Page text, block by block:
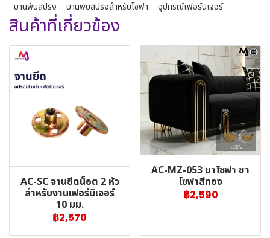
บานพับสปริง บานพับสปริงสำหรับโซฟา อุปกรณ์เฟอร์นิเจอร์
สินค้าที่เกี่ยวข้อง
AC-SC จานยึดน็อต 2 หัว
สำหรับงานเฟอร์นิเจอร์
10 มม.
฿2,570
AC-MZ-053 ขาโซฟา ขา
โซฟาสีทอง
฿2,590